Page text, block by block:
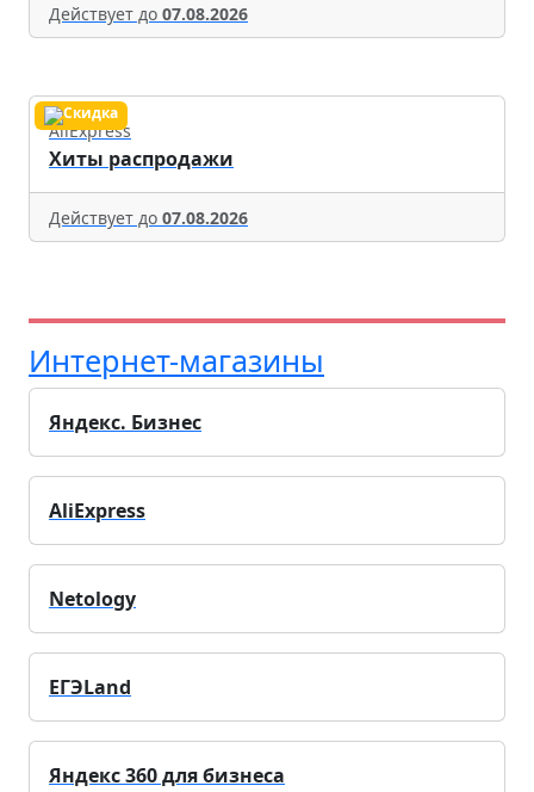
Действует до 07.08.2026
AliExpress
Хиты распродажи
Действует до 07.08.2026
Интернет-магазины
Яндекс. Бизнес
AliExpress
Netology
ЕГЭLand
Яндекс 360 для бизнеса